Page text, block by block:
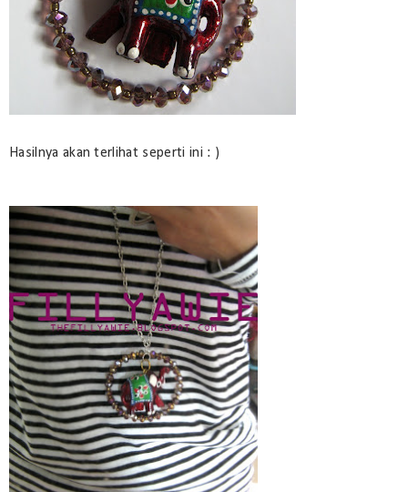
Hasilnya akan terlihat seperti ini : )